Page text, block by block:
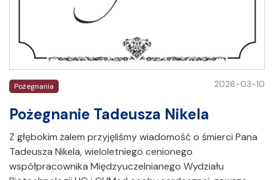
Pożegnania 2026-03-10
Pożegnanie Tadeusza Nikela
Z głębokim żalem przyjęliśmy wiadomość o śmierci Pana
Tadeusza Nikela, wieloletniego cenionego
współpracownika Międzyuczelnianego Wydziału